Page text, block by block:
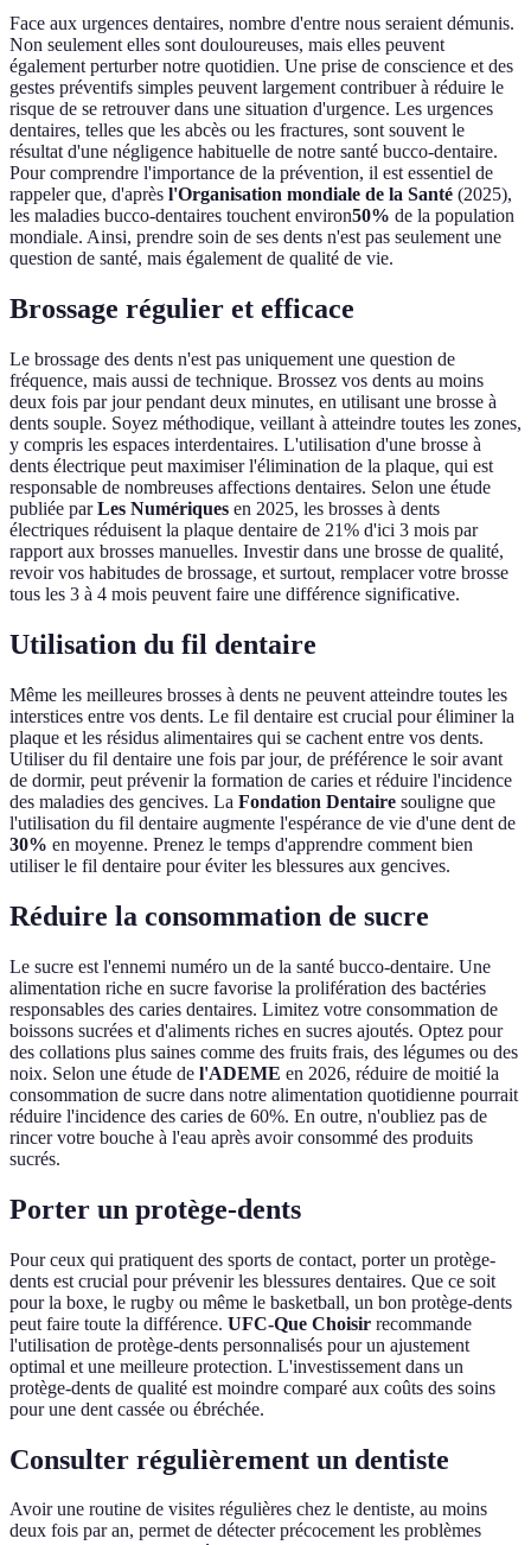
Face aux urgences dentaires, nombre d'entre nous seraient démunis.
Non seulement elles sont douloureuses, mais elles peuvent
également perturber notre quotidien. Une prise de conscience et des
gestes préventifs simples peuvent largement contribuer à réduire le
risque de se retrouver dans une situation d'urgence. Les urgences
dentaires, telles que les abcès ou les fractures, sont souvent le
résultat d'une négligence habituelle de notre santé bucco-dentaire.
Pour comprendre l'importance de la prévention, il est essentiel de
rappeler que, d'après l'Organisation mondiale de la Santé (2025),
les maladies bucco-dentaires touchent environ50% de la population
mondiale. Ainsi, prendre soin de ses dents n'est pas seulement une
question de santé, mais également de qualité de vie.
Brossage régulier et efficace
Le brossage des dents n'est pas uniquement une question de
fréquence, mais aussi de technique. Brossez vos dents au moins
deux fois par jour pendant deux minutes, en utilisant une brosse à
dents souple. Soyez méthodique, veillant à atteindre toutes les zones,
y compris les espaces interdentaires. L'utilisation d'une brosse à
dents électrique peut maximiser l'élimination de la plaque, qui est
responsable de nombreuses affections dentaires. Selon une étude
publiée parLes Numériques en 2025, les brosses à dents
électriques réduisent la plaque dentaire de 21% d'ici 3 mois par
rapport aux brosses manuelles. Investir dans une brosse de qualité,
revoir vos habitudes de brossage, et surtout, remplacer votre brosse
tous les 3 à 4 mois peuvent faire une différence significative.
Utilisation du fil dentaire
Même les meilleures brosses à dents ne peuvent atteindre toutes les
interstices entre vos dents. Le fil dentaire est crucial pour éliminer la
plaque et les résidus alimentaires qui se cachent entre vos dents.
Utiliser du fil dentaire une fois par jour, de préférence le soir avant
de dormir, peut prévenir la formation de caries et réduire l'incidence
des maladies des gencives. La Fondation Dentaire souligne que
l'utilisation du fil dentaire augmente l'espérance de vie d'une dent de
30% en moyenne. Prenez le temps d'apprendre comment bien
utiliser le fil dentaire pour éviter les blessures aux gencives.
Réduire la consommation de sucre
Le sucre est l'ennemi numéro un de la santé bucco-dentaire. Une
alimentation riche en sucre favorise la prolifération des bactéries
responsables des caries dentaires. Limitez votre consommation de
boissons sucrées et d'aliments riches en sucres ajoutés. Optez pour
des collations plus saines comme des fruits frais, des légumes ou des
noix. Selon une étude de l'ADEME en 2026, réduire de moitié la
consommation de sucre dans notre alimentation quotidienne pourrait
réduire l'incidence des caries de 60%. En outre, n'oubliez pas de
rincer votre bouche à l'eau après avoir consommé des produits
sucrés.
Porter un protège-dents
Pour ceux qui pratiquent des sports de contact, porter un protège-
dents est crucial pour prévenir les blessures dentaires. Que ce soit
pour la boxe, le rugby ou même le basketball, un bon protège-dents
peut faire toute la différence. UFC-Que Choisir recommande
l'utilisation de protège-dents personnalisés pour un ajustement
optimal et une meilleure protection. L'investissement dans un
protège-dents de qualité est moindre comparé aux coûts des soins
pour une dent cassée ou ébréchée.
Consulter régulièrement un dentiste
Avoir une routine de visites régulières chez le dentiste, au moins
deux fois par an, permet de détecter précocement les problèmes